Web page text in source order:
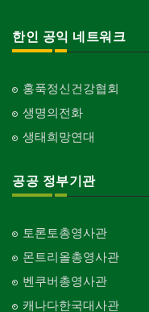
한인 공익 네트워크
홍푹정신건강협회
생명의전화
생태희망연대
공공 정부기관
토론토총영사관
몬트리올총영사관
벤쿠버총영사관
캐나다한국대사관